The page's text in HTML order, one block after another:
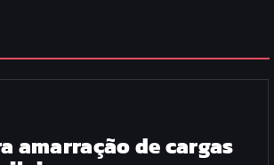
amarração de cargas